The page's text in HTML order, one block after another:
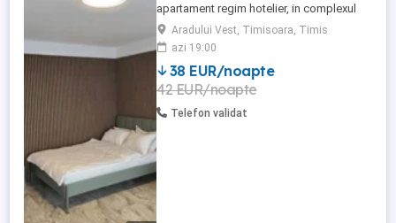
apartament regim hotelier, in complexul
rezidential IRIS, aproape de Iulius Town,
complet mobilat si echipat cu loc de
parcare privat inclus. Pentru firme si
decont oferim e-Factura. Pentru mai multe
detalii, va rog apelati nr de teleton
Aradului Vest, Timisoara, Timis
azi 19:00
38 EUR/noapte
42 EUR/noapte
Telefon validat